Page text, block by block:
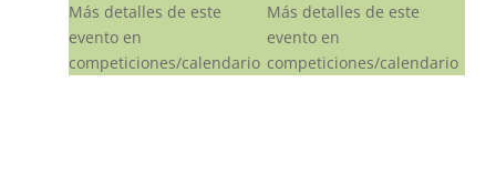
Más detalles de este
evento en
competiciones/calendario
Más detalles de este
evento en
competiciones/calendario